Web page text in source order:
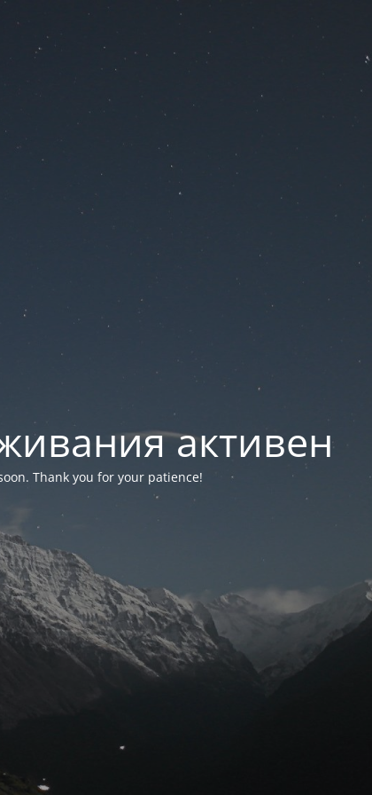
активен
Thank you for your patience!